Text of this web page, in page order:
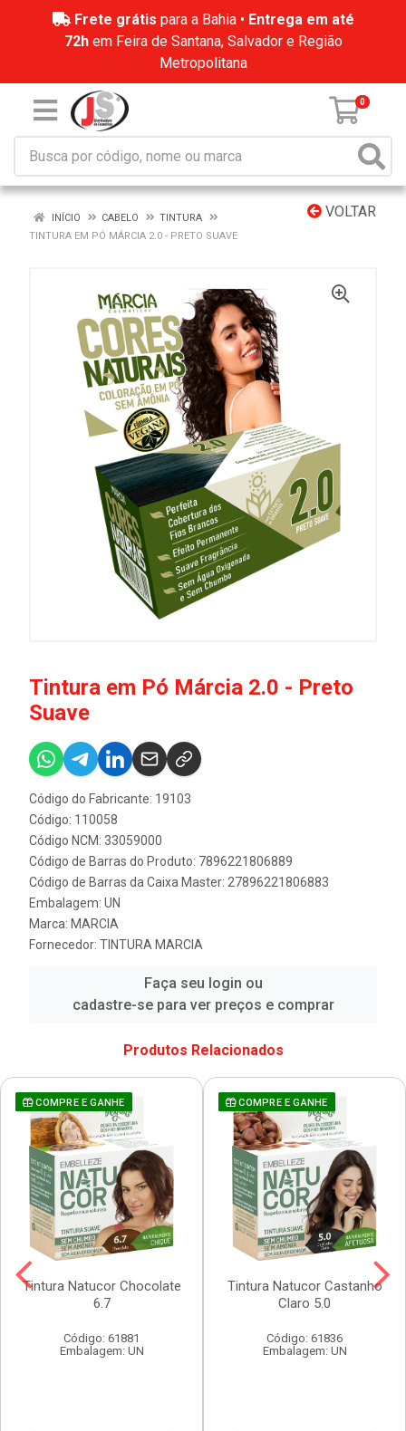
Frete grátis para a Bahia • Entrega em até
72hem Feira de Santana, Salvador e Região
Metropolitana
0
VOLTAR
INÍCIO CABELO
TINTURA
TINTURA EM PÓ MÁRCIA 2.0 - PRETO SUAVE
Tintura em Pó Márcia 2.0 - Preto
Suave
Código do Fabricante: 19103
Código: 110058
Código NCM: 33059000
Código de Barras do Produto: 7896221806889
Código de Barras da Caixa Master: 27896221806883
Embalagem: UN
Marca: MARCIA
Fornecedor: TINTURA MARCIA
Faça seu login ou
cadastre-se para ver preços e comprar
Produtos Relacionados
COMPRE E GANHE
Tintura Natucor Chocolate
6.7
Código: 61881
Embalagem: UN
COMPRE E GANHE
Tintura Natucor Castanho
Claro 5.0
Código: 61836
Embalagem: UN